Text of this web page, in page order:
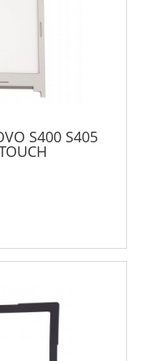
S400 S405